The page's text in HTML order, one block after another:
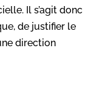
Il s’agit donc
de justifier le
direction